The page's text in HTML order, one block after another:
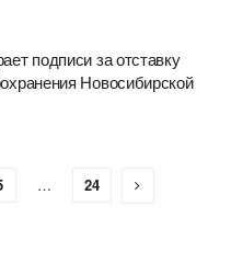
подписи за отставку
Новосибирской
… 24